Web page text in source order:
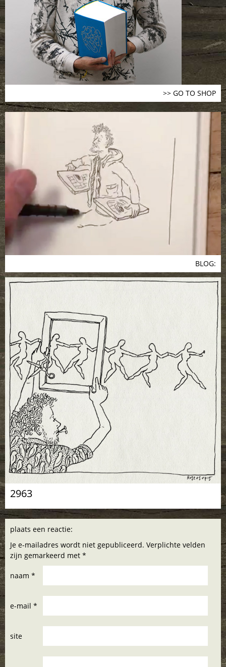
>> GO TO SHOP
BLOG:
2963
plaats een reactie:
Je e-mailadres wordt niet gepubliceerd. Verplichte velden
zijn gemarkeerd met *
naam *
e-mail *
site